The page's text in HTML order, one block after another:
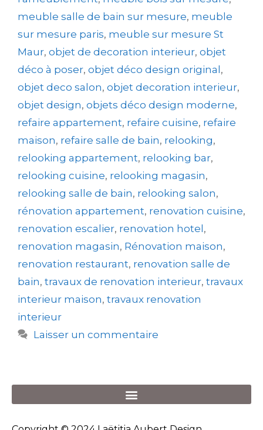
meuble salle de bain sur mesure, meuble
sur mesure paris, meuble sur mesure St
Maur, objet de decoration interieur, objet
déco à poser, objet déco design original ,
objet deco salon, objet decoration interieur,
objet design, objets déco design moderne,
refaire appartement, refaire cuisine, refaire
maison, refaire salle de bain, relooking,
relooking appartement, relooking bar,
relooking cuisine, relooking magasin,
relooking salle de bain, relooking salon,
rénovation appartement, renovation cuisine,
renovation escalier, renovation hotel ,
renovation magasin, Rénovation maison,
renovation restaurant, renovation salle de
bain, travaux de renovation interieur, travaux
interieur maison, travaux renovation
interieur
Laisser un commentaire